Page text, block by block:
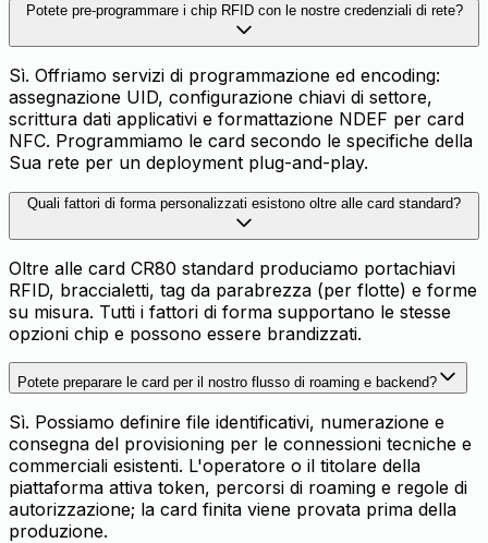
Potete pre-programmare i chip RFID con le nostre credenziali di rete?
Sì. Offriamo servizi di programmazione ed encoding:
assegnazione UID, configurazione chiavi di settore,
scrittura dati applicativi e formattazione NDEF per card
NFC. Programmiamo le card secondo le specifiche della
Sua rete per un deployment plug-and-play.
Quali fattori di forma personalizzati esistono oltre alle card standard?
Oltre alle card CR80 standard produciamo portachiavi
RFID, braccialetti, tag da parabrezza (per flotte) e forme
su misura. Tutti i fattori di forma supportano le stesse
opzioni chip e possono essere brandizzati.
Potete preparare le card per il nostro flusso di roaming e backend?
Sì. Possiamo definire file identificativi, numerazione e
consegna del provisioning per le connessioni tecniche e
commerciali esistenti. L'operatore o il titolare della
piattaforma attiva token, percorsi di roaming e regole di
autorizzazione; la card finita viene provata prima della
produzione.